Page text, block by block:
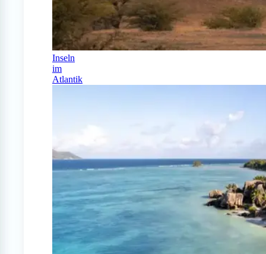
Inseln
im
Atlantik